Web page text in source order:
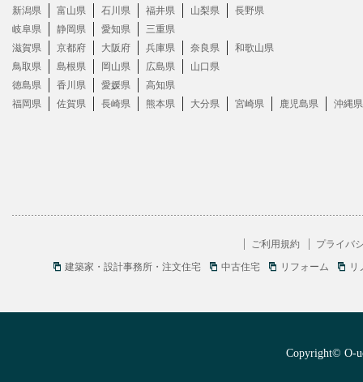
新潟県
富山県 石川県 福井県 山梨県
長野県
岐阜県
静岡県 愛知県
三重県
滋賀県
京都府 大阪府 兵庫県 奈良県
和歌山県
鳥取県
島根県 岡山県 広島県
山口県
徳島県
香川県 愛媛県
高知県
福岡県
佐賀県 長崎県 熊本県 大分県 宮崎県 鹿児島県 沖縄県
ご利用規約
プライバ
建築家・設計事務所・注文住宅
中古住宅 リフォーム リ
Copyright© O-